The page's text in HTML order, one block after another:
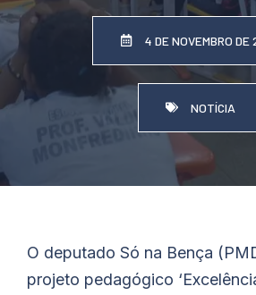
4 DE NOVEMBRO DE
NOTÍCIA
O deputado Só na Bença
projeto pedagógico